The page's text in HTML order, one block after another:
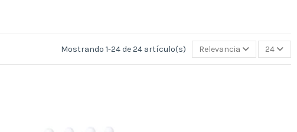
Mostrando 1-24 de 24 artículo(s) Relevancia 24